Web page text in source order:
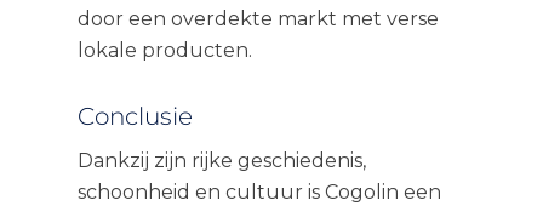
door een overdekte markt met verse
lokale producten.
Conclusie
Dankzij zijn rijke geschiedenis,
schoonheid en cultuur is Cogolin een